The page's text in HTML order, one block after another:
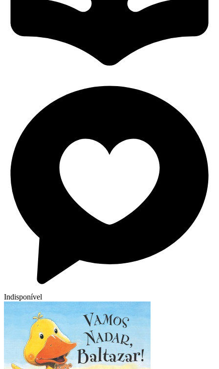
Indisponível